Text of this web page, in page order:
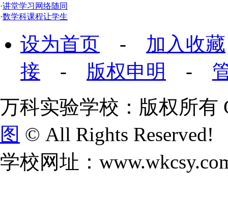
·讲堂学习网络随同
·数学科课程让学生
设为首页 - 加入收藏
接 - 版权申明 -
万科实验学校：版权所有
图 © All Rights Reserved!
学校网址：